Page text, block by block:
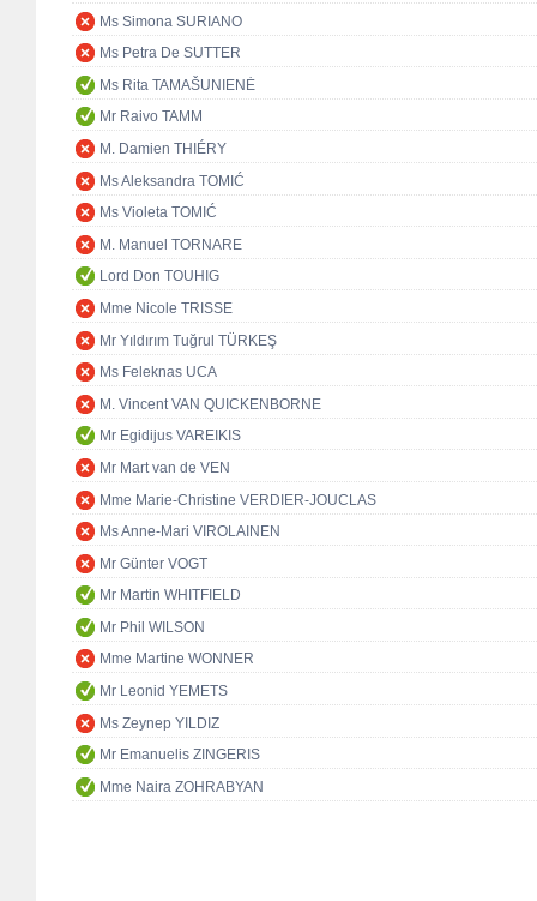
Ms Simona SURIANO
Ms Petra De SUTTER
Ms Rita TAMAŠUNIENĖ
Mr Raivo TAMM
M. Damien THIÉRY
Ms Aleksandra TOMIĆ
Ms Violeta TOMIĆ
M. Manuel TORNARE
Lord Don TOUHIG
Mme Nicole TRISSE
Mr Yıldırım Tuğrul TÜRKEŞ
Ms Feleknas UCA
M. Vincent VAN QUICKENBORNE
Mr Egidijus VAREIKIS
Mr Mart van de VEN
Mme Marie-Christine VERDIER-JOUCLAS
Ms Anne-Mari VIROLAINEN
Mr Günter VOGT
Mr Martin WHITFIELD
Mr Phil WILSON
Mme Martine WONNER
Mr Leonid YEMETS
Ms Zeynep YILDIZ
Mr Emanuelis ZINGERIS
Mme Naira ZOHRABYAN